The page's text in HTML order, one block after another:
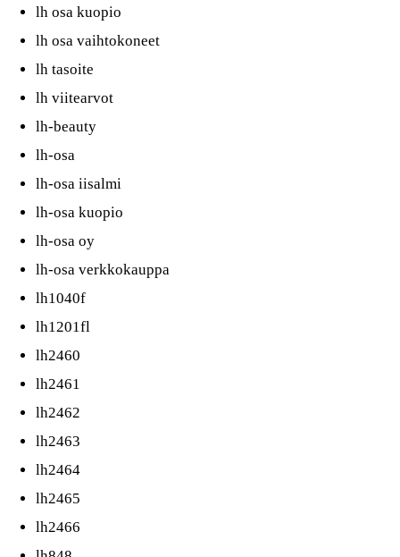
lh osa kuopio
lh osa vaihtokoneet
lh tasoite
lh viitearvot
lh-beauty
lh-osa
lh-osa iisalmi
lh-osa kuopio
lh-osa oy
lh-osa verkkokauppa
lh1040f
lh1201fl
lh2460
lh2461
lh2462
lh2463
lh2464
lh2465
lh2466